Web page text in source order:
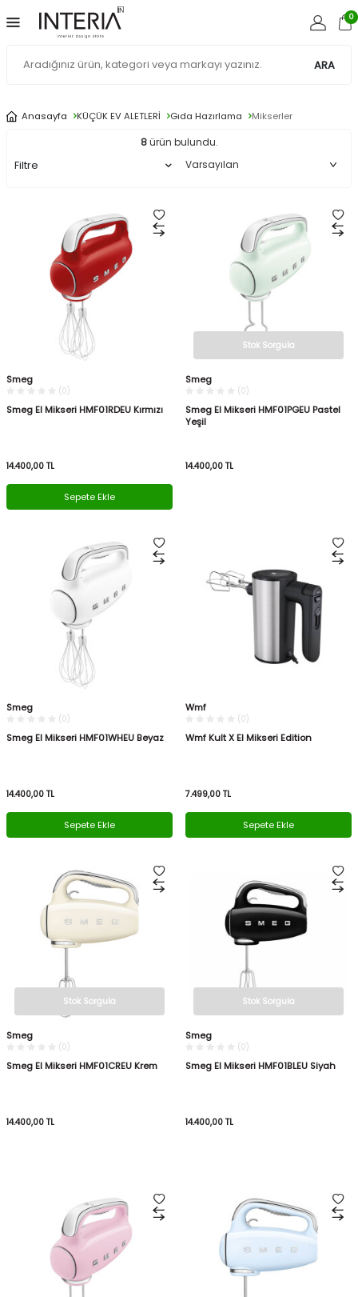
ARA
0
Anasayfa KÜÇÜK EV ALETLERİ Gıda Hazırlama Mikserler
Filtre
8ürün bulundu.
Smeg
(0)
Smeg El Mikseri HMF01RDEU Kırmızı
14.400,00 TL
Sepete Ekle
Stok Sorgula
Smeg
(0)
Smeg El Mikseri HMF01PGEU Pastel
Yeşil
14.400,00 TL
Smeg
(0)
Smeg El Mikseri HMF01WHEU Beyaz
14.400,00 TL
Sepete Ekle
Wmf
(0)
Wmf Kult X El Mikseri Edition
7.499,00 TL
Sepete Ekle
Stok Sorgula
Smeg
(0)
Smeg El Mikseri HMF01CREU Krem
14.400,00 TL
Stok Sorgula
Smeg
(0)
Smeg El Mikseri HMF01BLEU Siyah
14.400,00 TL